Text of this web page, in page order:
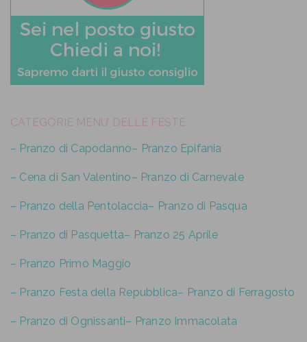
CATEGORIE MENU’ DELLE FESTE
– Pranzo di Capodanno– Pranzo Epifania
– Cena di San Valentino– Pranzo di Carnevale
– Pranzo della Pentolaccia– Pranzo di Pasqua
– Pranzo di Pasquetta– Pranzo 25 Aprile
– Pranzo Primo Maggio
– Pranzo Festa della Repubblica– Pranzo di Ferragosto
– Pranzo di Ognissanti– Pranzo Immacolata